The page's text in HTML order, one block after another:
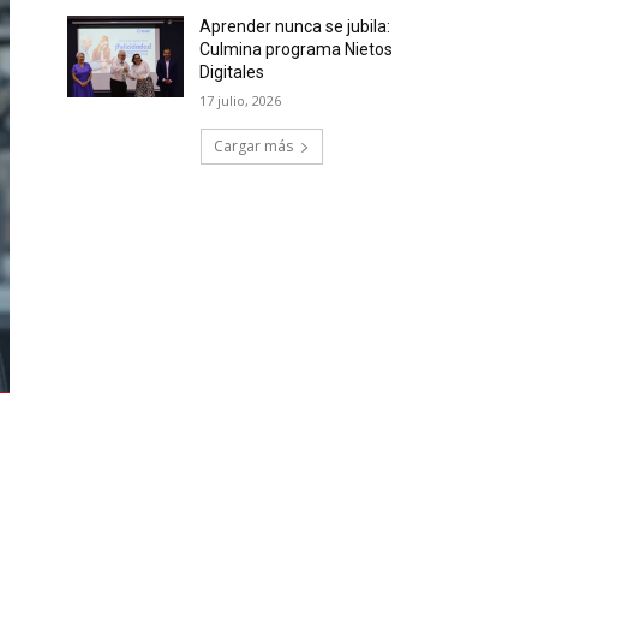
Aprender nunca se jubila:
Culmina programa Nietos
Digitales
17 julio, 2026
Cargar más